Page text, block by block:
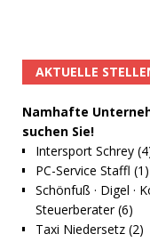
AKTUELLE
Namhafte
suchen Sie!
Intersport Schrey
PC-Service Staffl (1)
Schönfuß · Digel ·
Steuerberater (6)
Taxi Niedersetz (2)